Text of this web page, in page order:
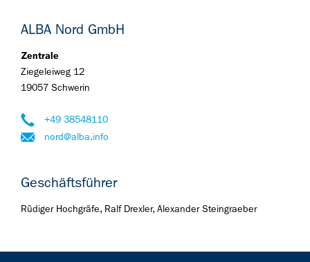
ALBA Nord GmbH
Zentrale
Ziegeleiweg 12
19057 Schwerin
+49 38548110
nord@alba.info
Geschäftsführer
Rüdiger Hochgräfe, Ralf Drexler, Alexander Steingraeber